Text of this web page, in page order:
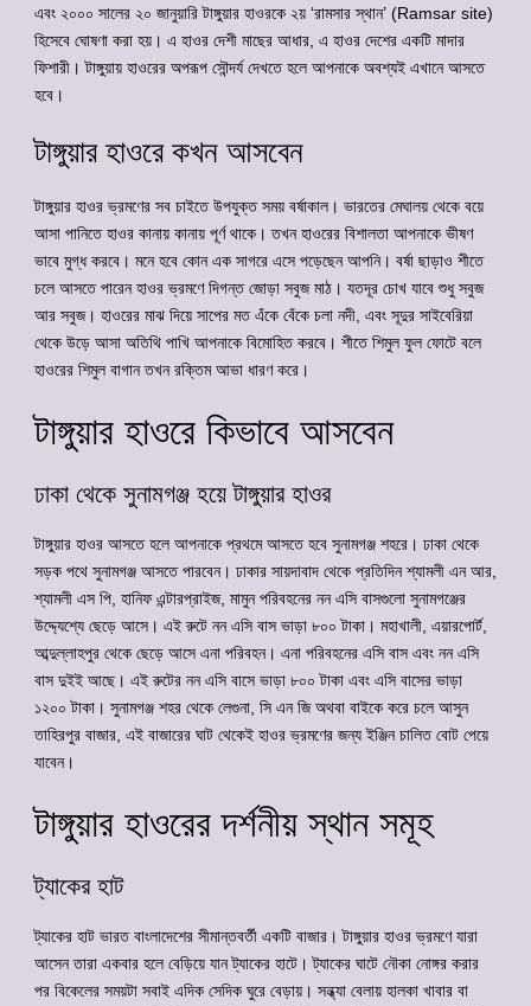
এবং ২০০০ সালের ২০ জানুয়ারি টাঙ্গুয়ার হাওরকে ২য় ‘রামসার স্থান’ (Ramsar site)
হিসেবে ঘোষণা করা হয়। এ হাওর দেশী মাছের আধার, এ হাওর দেশের একটি মাদার
ফিশারী। টাঙ্গুয়ায় হাওরের অপরূপ সৌন্দর্য দেখতে হলে আপনাকে অবশ্যই এখানে আসতে
হবে।
টাঙ্গুয়ার হাওরে কখন আসবেন
টাঙ্গুয়ার হাওর ভ্রমণের সব চাইতে উপযুক্ত সময় বর্ষাকাল। ভারতের মেঘালয় থেকে বয়ে
আসা পানিতে হাওর কানায় কানায় পূর্ণ থাকে। তখন হাওরের বিশালতা আপনাকে ভীষণ
ভাবে মুগ্ধ করবে। মনে হবে কোন এক সাগরে এসে পড়েছেন আপনি। বর্ষা ছাড়াও শীতে
চলে আসতে পারেন হাওর ভ্রমণে দিগন্ত জোড়া সবুজ মাঠ। যতদূর চোখ যাবে শুধু সবুজ
আর সবুজ। হাওরের মাঝ দিয়ে সাপের মত এঁকে বেঁকে চলা নদী, এবং সূদুর সাইবেরিয়া
থেকে উড়ে আসা অতিথি পাখি আপনাকে বিমোহিত করবে। শীতে শিমুল ফুল ফোটে বলে
হাওরের শিমুল বাগান তখন রক্তিম আভা ধারণ করে।
টাঙ্গুয়ার হাওরে কিভাবে আসবেন
ঢাকা থেকে সুনামগঞ্জ হয়ে টাঙ্গুয়ার হাওর
টাঙ্গুয়ার হাওর আসতে হলে আপনাকে প্রথমে আসতে হবে সুনামগঞ্জ শহরে। ঢাকা থেকে
সড়ক পথে সুনামগঞ্জ আসতে পারবেন। ঢাকার সায়দাবাদ থেকে প্রতিদিন শ্যামলী এন আর,
শ্যামলী এস পি, হানিফ এন্টারপ্রাইজ, মামুন পরিবহনের নন এসি বাসগুলো সুনামগঞ্জের
উদ্দ্যেশ্যে ছেড়ে আসে। এই রুটে নন এসি বাস ভাড়া ৮০০ টাকা। মহাখালী, এয়ারপোর্ট,
আব্দুল্লাহপুর থেকে ছেড়ে আসে এনা পরিবহন। এনা পরিবহনের এসি বাস এবং নন এসি
বাস দুইই আছে। এই রুটের নন এসি বাসে ভাড়া ৮০০ টাকা এবং এসি বাসের ভাড়া
১২০০ টাকা। সুনামগঞ্জ শহর থেকে লেগুনা, সি এন জি অথবা বাইকে করে চলে আসুন
তাহিরপুর বাজার, এই বাজারের ঘাট থেকেই হাওর ভ্রমণের জন্য ইঞ্জিন চালিত বোট পেয়ে
যাবেন।
টাঙ্গুয়ার হাওরের দর্শনীয় স্থান সমূহ
ট্যাকের হাট
ট্যাকের হাট ভারত বাংলাদেশের সীমান্তবর্তী একটি বাজার। টাঙ্গুয়ার হাওর ভ্রমণে যারা
আসেন তারা একবার হলে বেড়িয়ে যান ট্যাকের হাটে। ট্যাকের ঘাটে নৌকা নোঙ্গর করার
পর বিকেলের সময়টা সবাই এদিক সেদিক ঘুরে বেড়ায়। সন্ধ্যা বেলায় হালকা খাবার বা